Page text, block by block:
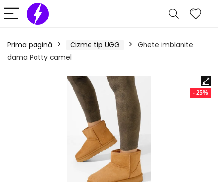
Prima pagină Cizme tip UGG
Ghete imblanite
dama Patty camel
- 25%